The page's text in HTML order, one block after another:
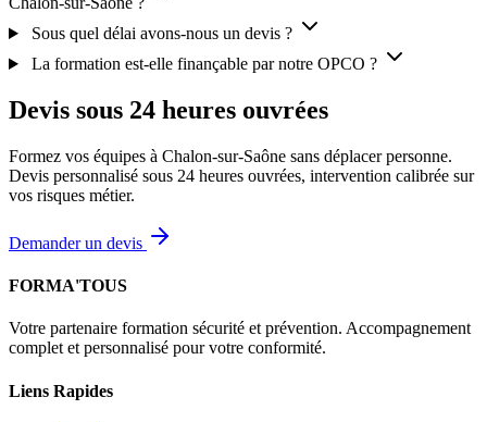
Sous quel délai avons-nous un devis ?
La formation est-elle finançable par notre OPCO ?
Devis sous 24 heures ouvrées
Formez vos équipes à Chalon-sur-Saône sans déplacer personne.
Devis personnalisé sous 24 heures ouvrées, intervention calibrée sur
vos risques métier.
Demander un devis
FORMA'TOUS
Votre partenaire formation sécurité et prévention. Accompagnement
complet et personnalisé pour votre conformité.
Liens Rapides